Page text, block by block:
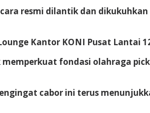
resmi dilantik dan
Kantor KONI Pusat Lantai
fondasi olahraga
cabor ini terus